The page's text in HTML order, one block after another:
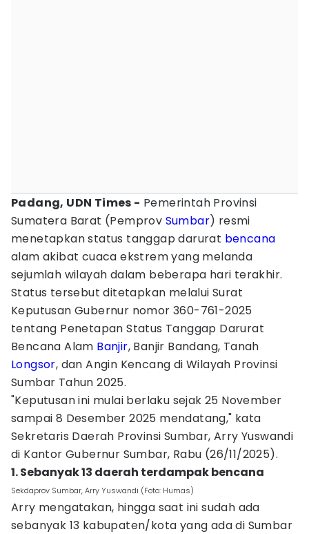
Padang, UDN Times - Pemerintah Provinsi
Sumatera Barat (Pemprov Sumbar) resmi
menetapkan status tanggap darurat bencana
alam akibat cuaca ekstrem yang melanda
sejumlah wilayah dalam beberapa hari terakhir.
Status tersebut ditetapkan melalui Surat
Keputusan Gubernur nomor 360-761-2025
tentang Penetapan Status Tanggap Darurat
Bencana Alam Banjir, Banjir Bandang, Tanah
Longsor, dan Angin Kencang di Wilayah Provinsi
Sumbar Tahun 2025.
"Keputusan ini mulai berlaku sejak 25 November
sampai 8 Desember 2025 mendatang," kata
Sekretaris Daerah Provinsi Sumbar, Arry Yuswandi
di Kantor Gubernur Sumbar, Rabu (26/11/2025).
1. Sebanyak 13 daerah terdampak bencana
Sekdaprov Sumbar, Arry Yuswandi (Foto: Humas)
Arry mengatakan, hingga saat ini sudah ada
sebanyak 13 kabupaten/kota yang ada di Sumbar